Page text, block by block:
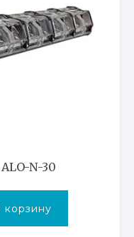
N-30
корзину